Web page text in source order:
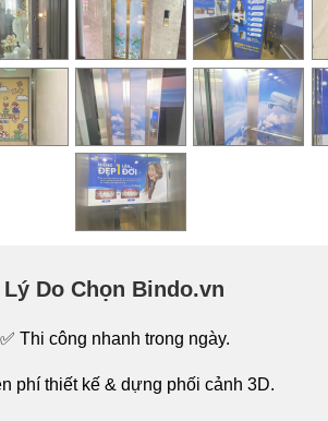
Lý Do Chọn Bindo.vn
✅ Thi công nhanh trong ngày.
phí thiết kế & dựng phối cảnh 3D.